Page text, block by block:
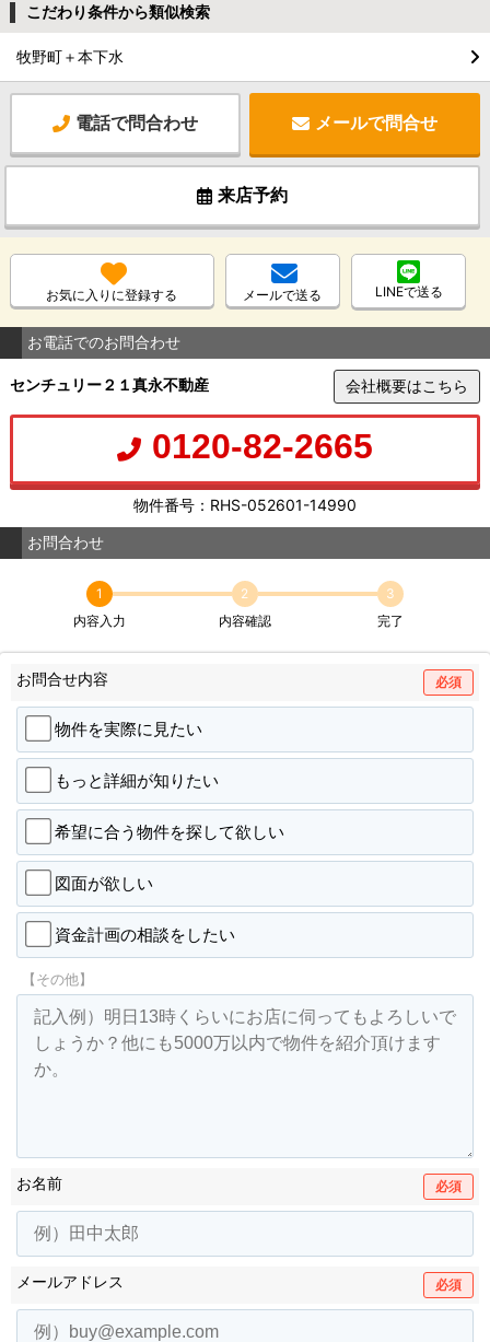
こだわり条件から類似検索
牧野町＋本下水
電話で問合わせ メールで問合せ
来店予約
お気に入りに登録する メールで送る LINEで送る
お電話でのお問合わせ
センチュリー２１真永不動産 会社概要はこちら
0120-82-2665
物件番号：RHS-052601-14990
お問合わせ
1
内容入力
2
内容確認
3
完了
お問合せ内容 必須
物件を実際に見たい
もっと詳細が知りたい
希望に合う物件を探して欲しい
図面が欲しい
資金計画の相談をしたい
【その他】
お名前 必須
メールアドレス 必須